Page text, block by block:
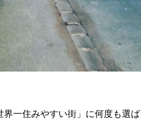
一住みやすい街」に何度も選ば